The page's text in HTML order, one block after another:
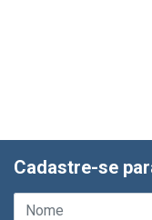
Cadastre-se